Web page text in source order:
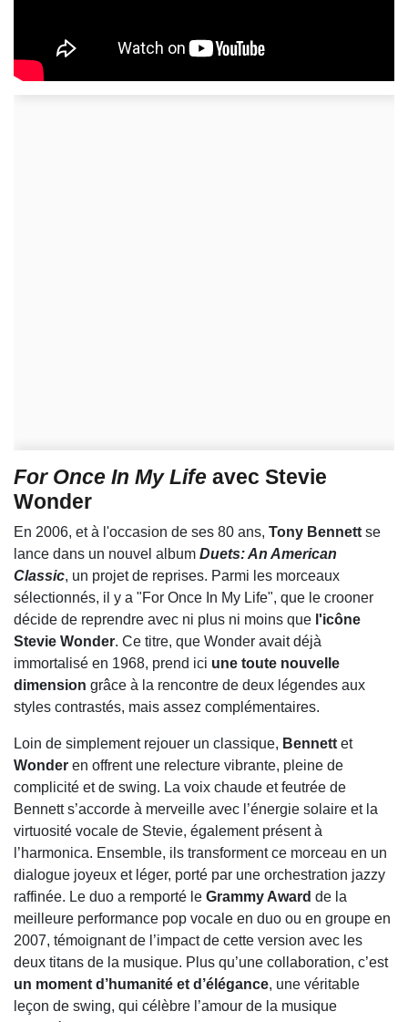
For Once In My Life avec Stevie
Wonder
En 2006, et à l'occasion de ses 80 ans, Tony Bennett se
lance dans un nouvel album Duets: An American
Classic, un projet de reprises. Parmi les morceaux
sélectionnés, il y a "For Once In My Life", que le crooner
décide de reprendre avec ni plus ni moins que l'icône
Stevie Wonder. Ce titre, que Wonder avait déjà
immortalisé en 1968, prend ici une toute nouvelle
dimension grâce à la rencontre de deux légendes aux
styles contrastés, mais assez complémentaires.
Loin de simplement rejouer un classique, Bennett et
Wonder en offrent une relecture vibrante, pleine de
complicité et de swing. La voix chaude et feutrée de
Bennett s’accorde à merveille avec l’énergie solaire et la
virtuosité vocale de Stevie, également présent à
l’harmonica. Ensemble, ils transforment ce morceau en un
dialogue joyeux et léger, porté par une orchestration jazzy
raffinée. Le duo a remporté le Grammy Award de la
meilleure performance pop vocale en duo ou en groupe en
2007, témoignant de l’impact de cette version avec les
deux titans de la musique. Plus qu’une collaboration, c’est
un moment d’humanité et d’élégance, une véritable
leçon de swing, qui célèbre l’amour de la musique